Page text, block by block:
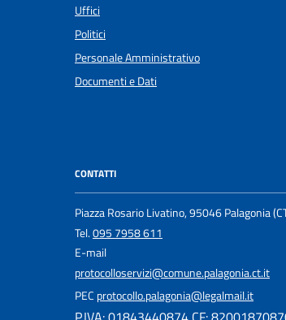
Uffici
Politici
Personale Amministrativo
Documenti e Dati
CONTATTI
Piazza Rosario Livatino, 95046 Palagonia
Tel.095 7958 611
E-mail
protocolloservizi@comune.palagonia.ct.it
PEC protocollo.palagonia@legalmail.it